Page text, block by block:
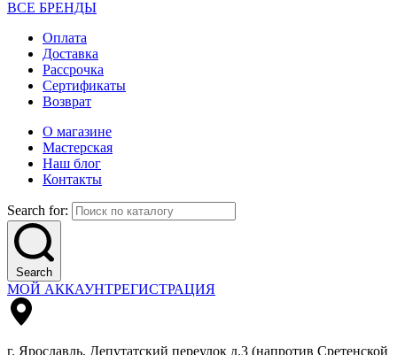
ВСЕ БРЕНДЫ
Оплата
Доставка
Рассрочка
Сертификаты
Возврат
О магазине
Мастерская
Наш блог
Контакты
Search for:
Search
МОЙ АККАУНТРЕГИСТРАЦИЯ
г. Ярославль, Депутатский переулок д.3 (напротив Сретенской